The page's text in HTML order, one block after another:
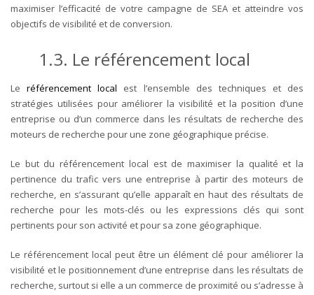
maximiser l’efficacité de votre campagne de SEA et atteindre vos
objectifs de visibilité et de conversion.
1.3. Le référencement local
Leréférencement local est l’ensemble des techniques et des
stratégies utilisées pour améliorer la visibilité et la position d’une
entreprise ou d’un commerce dans les résultats de recherche des
moteurs de recherche pour une zone géographique précise.
Le but du référencement local est de maximiser la qualité et la
pertinence du trafic vers une entreprise à partir des moteurs de
recherche, en s’assurant qu’elle apparaît en haut des résultats de
recherche pour les mots-clés ou les expressions clés qui sont
pertinents pour son activité et pour sa zone géographique.
Le référencement local peut être un élément clé pour améliorer la
visibilité et le positionnement d’une entreprise dans les résultats de
recherche, surtout si elle a un commerce de proximité ou s’adresse à